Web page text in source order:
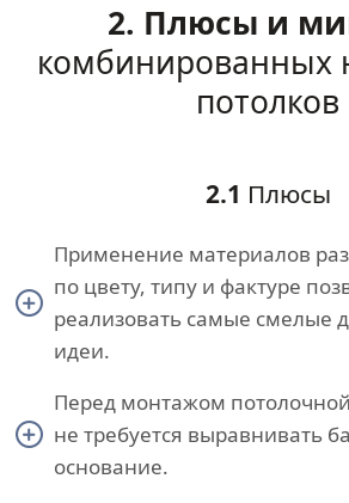
2. Плюсы и
комбинированных
потолков
2.1 Плюсы
Применение материалов
по цвету, типу и фактуре
реализовать самые смелые
идеи.
Перед монтажом
не требуется выравнивать
основание.